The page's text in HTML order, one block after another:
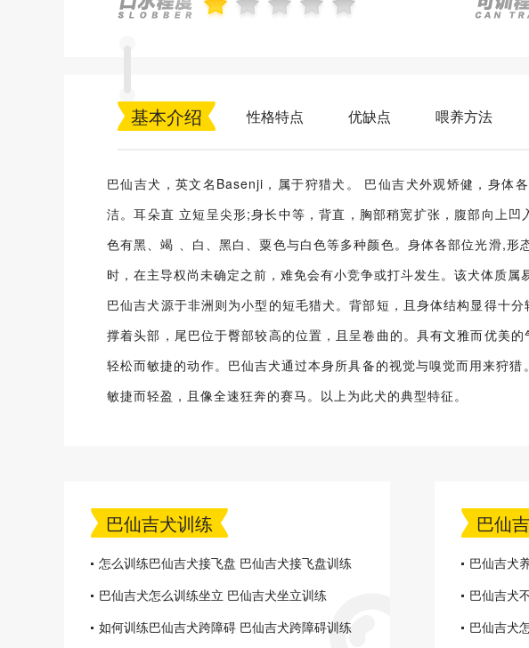
基本介绍 性格特点 优缺点 喂养方法
巴仙吉犬，英文名Basenji，属于狩猎犬。 巴仙吉犬外观矫健，身体
洁。耳朵直 立短呈尖形;身长中等，背直，胸部稍宽扩张，腹部向上
色有黑、竭 、白、黑白、粟色与白色等多种颜色。身体各部位光滑,
时，在主导权尚未确定之前，难免会有小竞争或打斗发生。该犬体质属
巴仙吉犬源于非洲则为小型的短毛猎犬。背部短，且身体结构显得十
撑着头部，尾巴位于臀部较高的位置，且呈卷曲的。具有文雅而优美
轻松而敏捷的动作。巴仙吉犬通过本身所具备的视觉与嗅觉而用来狩
敏捷而轻盈，且像全速狂奔的赛马。以上为此犬的典型特征。
巴仙吉犬训练
怎么训练巴仙吉犬接飞盘 巴仙吉犬接飞盘训练
方法
巴仙吉犬怎么训练坐立 巴仙吉犬坐立训练
如何训练巴仙吉犬跨障碍 巴仙吉犬跨障碍训练
巴仙
巴仙吉犬
巴仙吉犬
物巴仙吉犬